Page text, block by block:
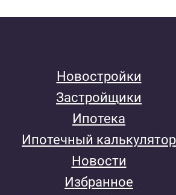
Новостройки
Застройщики
Ипотека
Ипотечный калькулятор
Новости
Избранное